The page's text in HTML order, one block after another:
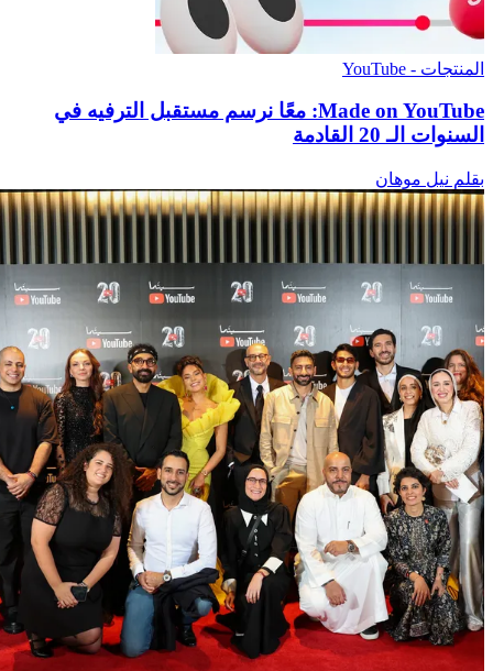
المنتجات - YouTube
‫Made on YouTube: معًا نرسم مستقبل الترفيه في
السنوات الـ 20 القادمة
بقلم نيل موهان